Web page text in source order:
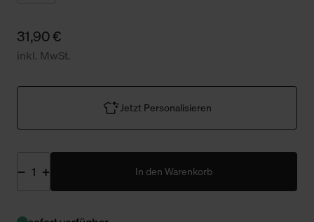
31,90 €
inkl. MwSt.
Jetzt Personalisieren
In den Warenkorb